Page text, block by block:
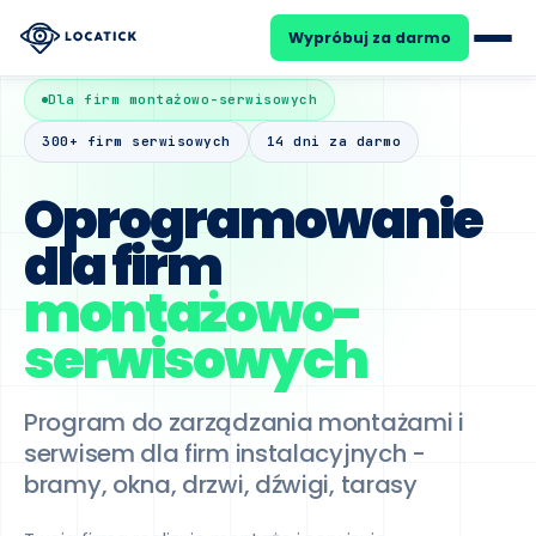
Wypróbuj za darmo
25
SIE
DARMOWY WEBINAR
Ile kosztuje Cię brak systemu
Formularz zgłoszeniowy
Kalendarz zleceń
Dyspozytor
HVAC
OZE
Automatyzacje
Dla firm montażowo-serwisowych
300+ firm serwisowych 14 dni za darmo
Oprogramowanie
dla firm
montażowo-
serwisowych
Program do zarządzania montażami i
serwisem dla firm instalacyjnych -
bramy, okna, drzwi, dźwigi, tarasy